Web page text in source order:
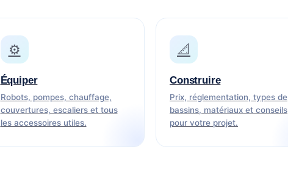
⚙️
Équiper
Robots, pompes, chauffage,
couvertures, escaliers et tous
les accessoires utiles.
📐
Construire
Prix, réglementation, types de
bassins, matériaux et conseils
pour votre projet.